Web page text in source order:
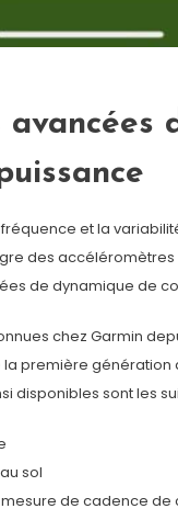
et la
des
de dynamique de
chez Garmin
la première génération
disponibles sont les
sol
de cadence de